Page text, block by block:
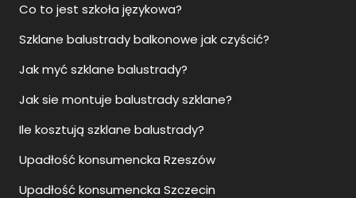
Co to jest szkoła językowa?
Szklane balustrady balkonowe jak czyścić?
Jak myć szklane balustrady?
Jak sie montuje balustrady szklane?
Ile kosztują szklane balustrady?
Upadłość konsumencka Rzeszów
Upadłość konsumencka Szczecin